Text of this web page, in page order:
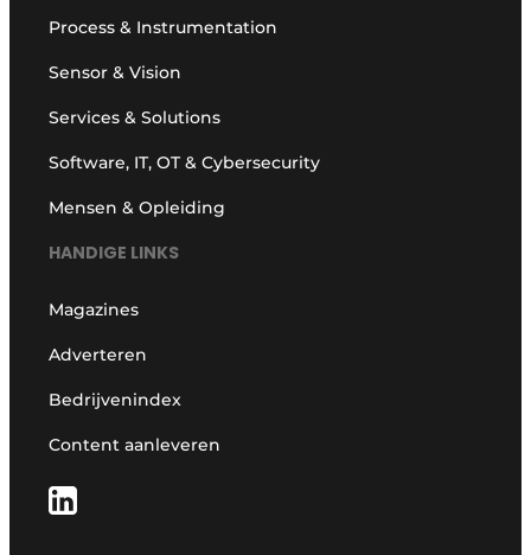
Process & Instrumentation
Sensor & Vision
Services & Solutions
Software, IT, OT & Cybersecurity
Mensen & Opleiding
HANDIGE LINKS
Magazines
Adverteren
Bedrijvenindex
Content aanleveren